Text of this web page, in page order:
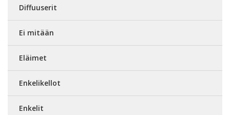
Diffuuserit
Ei mitään
Eläimet
Enkelikellot
Enkelit